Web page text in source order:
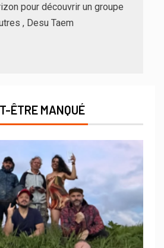
pour découvrir un groupe
, Desu Taem
ÊTRE MANQUÉ